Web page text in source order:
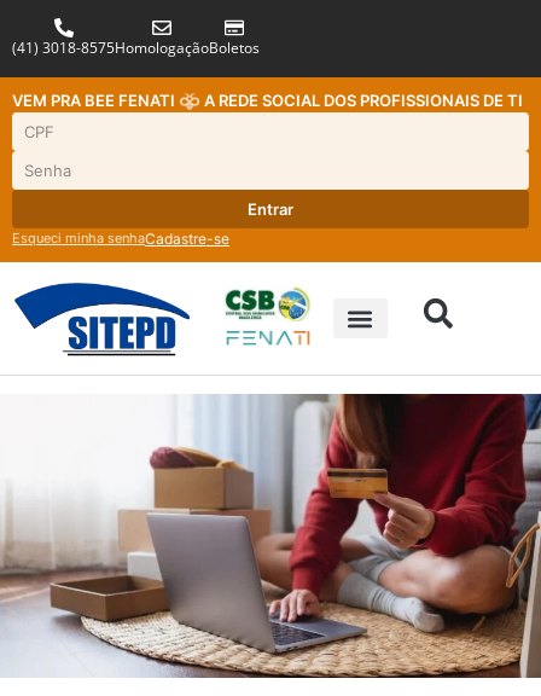
(41) 3018-8575HomologaçãoBoletos
VEM PRA BEE FENATI A REDE SOCIAL DOS PROFISSIONAIS DE TI
Entrar
Esqueci minha senhaCadastre-se